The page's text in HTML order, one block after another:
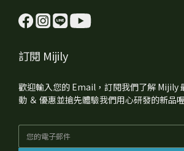
訂閱 Mijily
歡迎輸入您的 Email，訂閱我們了解 Mijily
動 ＆ 優惠並搶先體驗我們用心研發的新品喔